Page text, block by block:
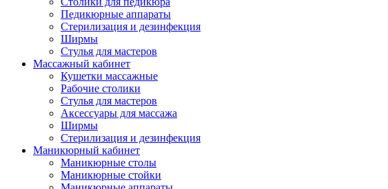
Педикюрные аппараты
Стерилизация и дезинфекция
Ширмы
Стулья для мастеров
Массажный кабинет
Кушетки массажные
Рабочие столики
Стулья для мастеров
Аксессуары для массажа
Ширмы
Стерилизация и дезинфекция
Маникюрный кабинет
Маникюрные столы
Маникюрные стойки